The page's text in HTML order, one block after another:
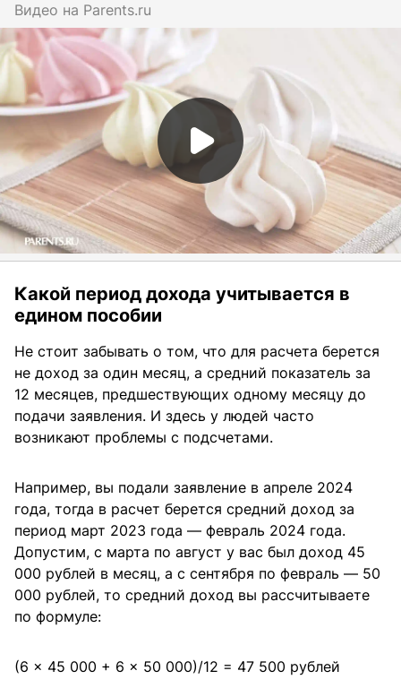
Видео на parents.ru
Какой период дохода учитывается в
едином пособии
Не стоит забывать о том, что для расчета берется
не доход за один месяц, а средний показатель за
12 месяцев, предшествующих одному месяцу до
подачи заявления. И здесь у людей часто
возникают проблемы с подсчетами.
Например, вы подали заявление в апреле 2024
года, тогда в расчет берется средний доход за
период март 2023 года — февраль 2024 года.
Допустим, с марта по август у вас был доход 45
000 рублей в месяц, а с сентября по февраль — 50
000 рублей, то средний доход вы рассчитываете
по формуле:
(6 x 45 000 + 6 x 50 000)/12 = 47 500 рублей